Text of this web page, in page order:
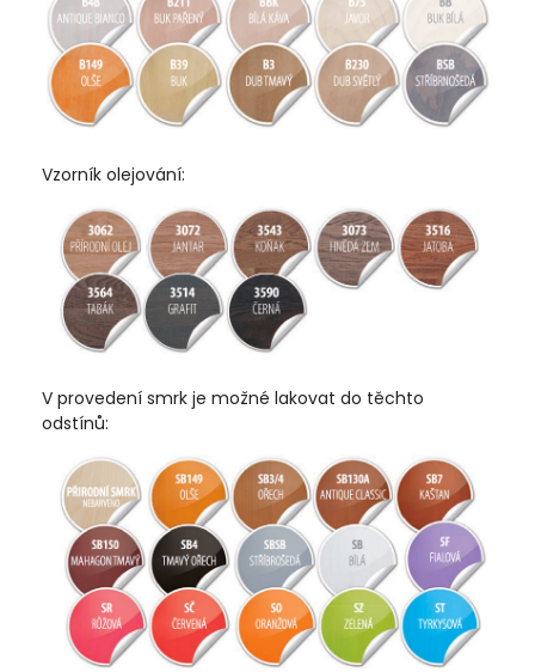
Vzorník olejování:
V provedení smrk je možné lakovat do těchto
odstínů: